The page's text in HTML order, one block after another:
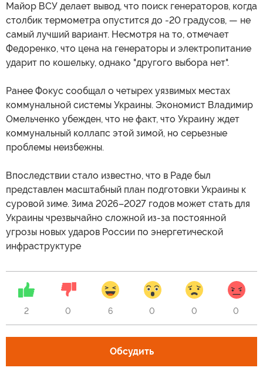
Майор ВСУ делает вывод, что поиск генераторов, когда
столбик термометра опустится до -20 градусов, — не
самый лучший вариант. Несмотря на то, отмечает
Федоренко, что цена на генераторы и электропитание
ударит по кошельку, однако "другого выбора нет".
Ранее Фокус сообщал о четырех уязвимых местах
коммунальной системы Украины. Экономист Владимир
Омельченко убежден, что не факт, что Украину ждет
коммунальный коллапс этой зимой, но серьезные
проблемы неизбежны.
Впоследствии стало известно, что в Раде был
представлен масштабный план подготовки Украины к
суровой зиме. Зима 2026–2027 годов может стать для
Украины чрезвычайно сложной из-за постоянной
угрозы новых ударов России по энергетической
инфраструктуре
2 0 6 0 0 0
Обсудить